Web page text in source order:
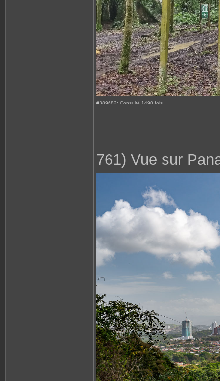
#389682: Consulté 1490 fois
761) Vue sur